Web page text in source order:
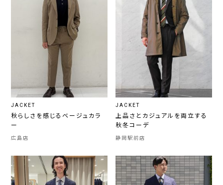
JACKET
秋らしさを感じるベージュカラ
ー
広島店
JACKET
上品さとカジュアルを両立する
秋冬コーデ
静岡駅前店